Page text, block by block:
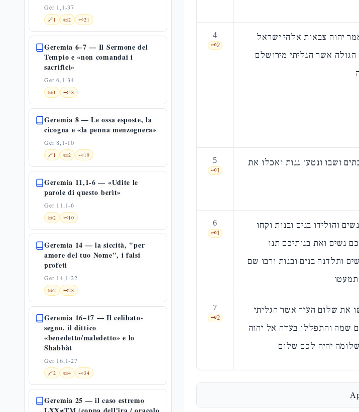
Ger 1,1-37
🔗1 📜2 🗝️21
Geremia 6–7 — Il Sermone del
Tempio e «non comandai i
sacrifici»
Ger 6,1-34
📜1 🗝️58
Geremia 8 — Le ossa esposte, la
cicogna e «la penna menzognera»
Ger 8,1-10
🔗1 📜2 🗝️19
Geremia 11,1-6 — «Udite le
parole di questo berìt»
Ger 11,1-6
📜2 🗝️10
Geremia 14 — la siccità, "per
amore del tuo Nome", i falsi
profeti
Ger 14,1-22
📜2 🗝️28
Geremia 16–17 — Il celibato-
segno, il dittico
«benedetto/maledetto» e lo
Shabbàt
Ger 16,1-27
🔗2 📜4 🗝️34
Geremia 25 — il caso estremo
4
🗝️2
יהוה צבאות אלהי ישראל
אשר הגליתי מירושלם
5
🗝️1
ושבו ונטעו גנות ואכלו את
6
🗝️1
והולידו בנים ובנות וקחו
נשים ואת בנותיכם תנו
ותלדנה בנים ובנות ורבו שם
7
🗝️2
את שלום העיר אשר הגליתי
שמה והתפללו בעדה אל יהוה
יהיה לכם שלום